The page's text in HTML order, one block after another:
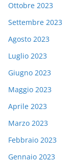
Ottobre 2023
Settembre 2023
Agosto 2023
Luglio 2023
Giugno 2023
Maggio 2023
Aprile 2023
Marzo 2023
Febbraio 2023
Gennaio 2023